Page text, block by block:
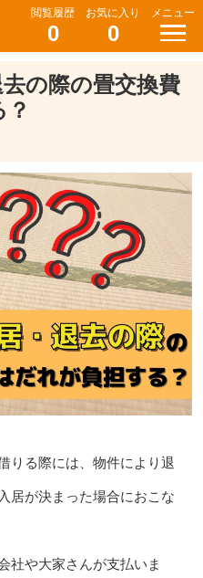
閲覧履歴
0
お気に入り
0
メニュー
の際の畳交換費
りる際には、物件により退
居が決まった場合におこな
社や大家さんが支払いま